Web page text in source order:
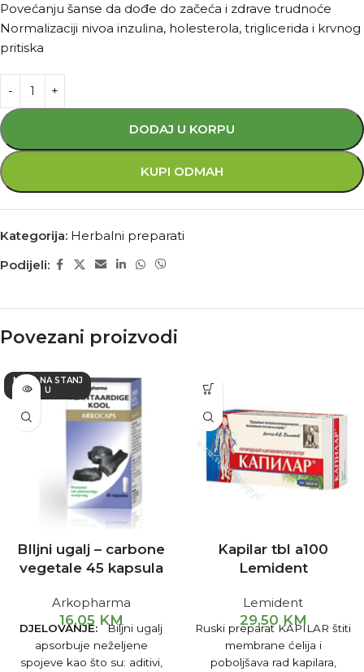
Povećanju šanse da dođe do začeća i zdrave trudnoće
Normalizaciji nivoa inzulina, holesterola, triglicerida i krvnog
pritiska
DODAJ U KORPU
KUPI ODMAH
Kategorija: Herbalni preparati
Podijeli:
Povezani proizvodi
NEMA NA STANJ
U
BIljni ugalj – carbone
vegetale 45 kapsula
Arkopharma
16,05 KM
DJELOVANJE: Biljni ugalj
apsorbuje neželjene
spojeve kao što su: aditivi,
Kapilar tbl a100
Lemident
Lemident
29,50 KM
Ruski preparat KAPILAR štiti
membrane ćelija i
poboljšava rad kapilara,